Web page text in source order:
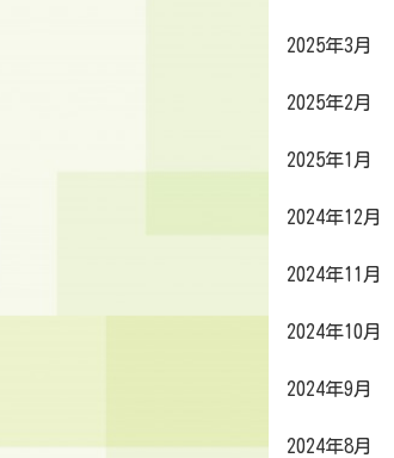
2025年3月
2025年2月
2025年1月
2024年12月
2024年11月
2024年10月
2024年9月
2024年8月